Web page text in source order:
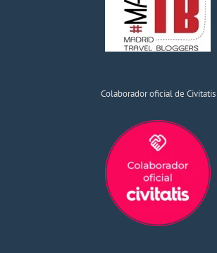
Colaborador oficial de Civitatis